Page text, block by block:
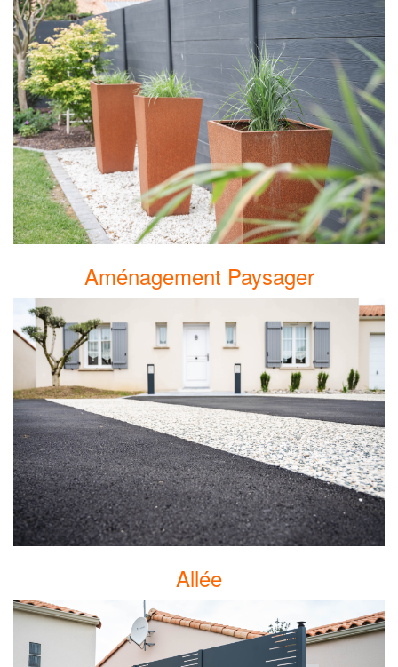
Aménagement Paysager
Allée